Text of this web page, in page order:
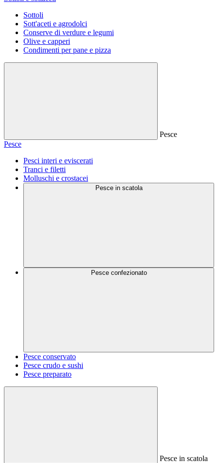
Sottoli
Sott'aceti e agrodolci
Conserve di verdure e legumi
Olive e capperi
Condimenti per pane e pizza
Pesce
Pesce
Pesci interi e eviscerati
Tranci e filetti
Molluschi e crostacei
Pesce in scatola
Pesce confezionato
Pesce conservato
Pesce crudo e sushi
Pesce preparato
Pesce in scatola